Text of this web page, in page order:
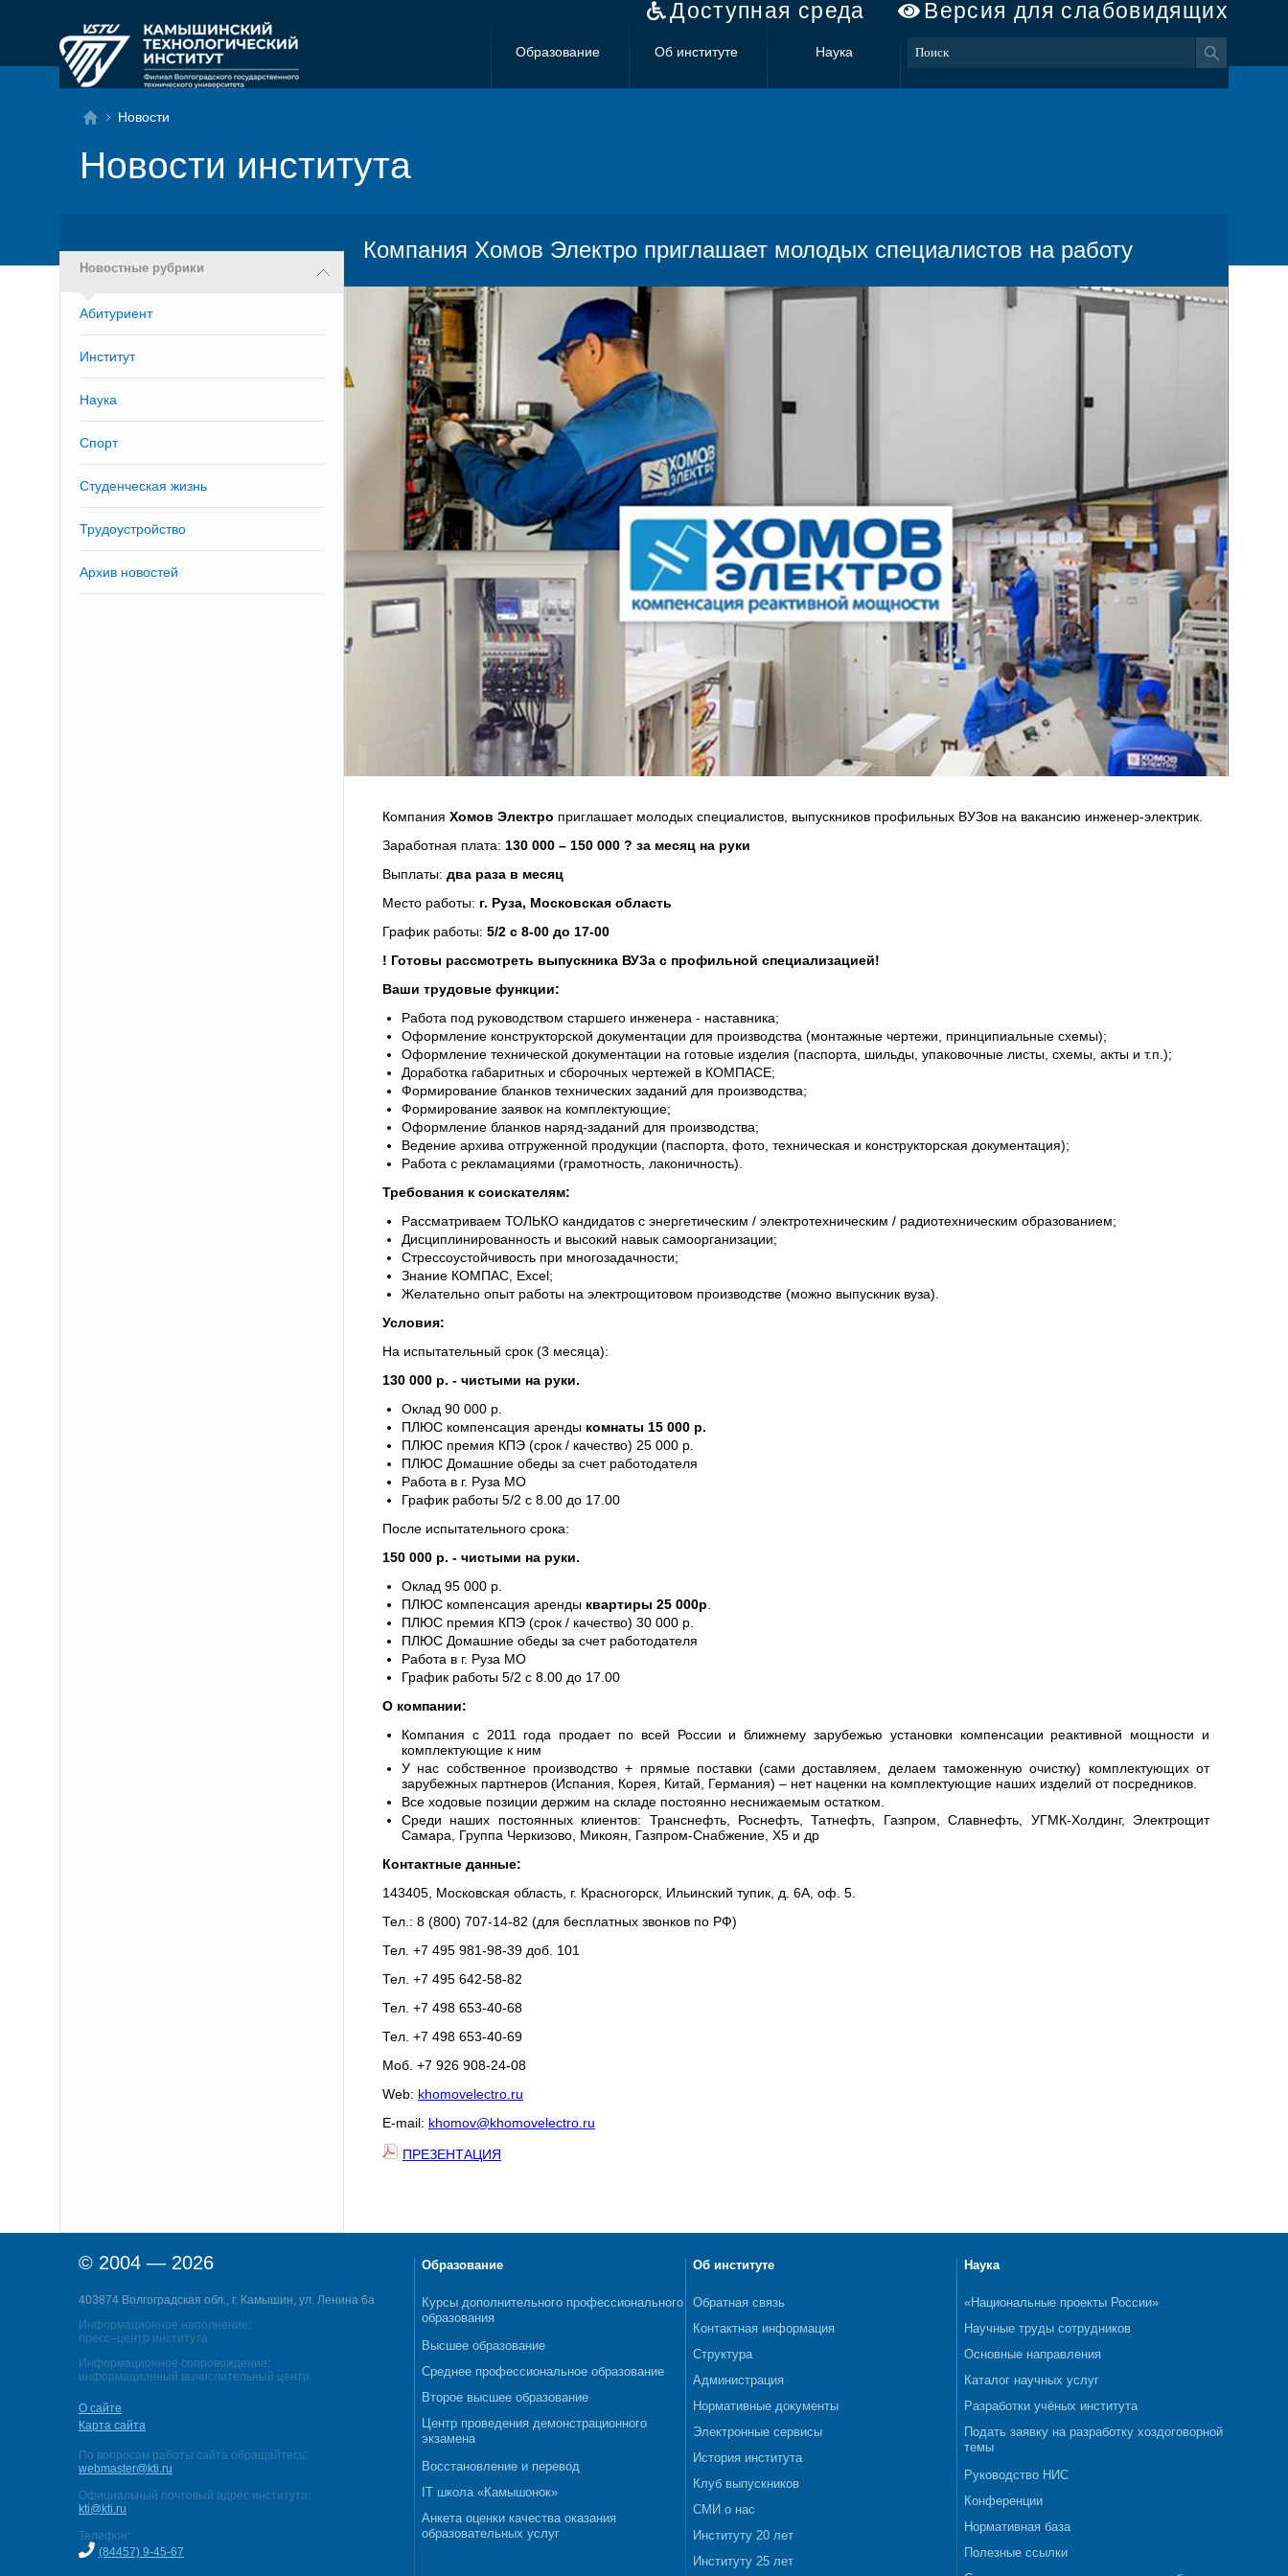
Доступная среда Версия для слабовидящих
Образование Об институте Наука
Новости
Новости института
Новостные рубрики
Абитуриент
Институт
Наука
Спорт
Студенческая жизнь
Трудоустройство
Архив новостей
Компания Хомов Электро приглашает молодых специалистов на работу
Компания Хомов Электро приглашает молодых специалистов, выпускников профильных ВУЗов на вакансию инженер-электрик.
Заработная плата: 130 000 – 150 000 ? за месяц на руки
Выплаты: два раза в месяц
Место работы: г. Руза, Московская область
График работы: 5/2 с 8-00 до 17-00
! Готовы рассмотреть выпускника ВУЗа с профильной специализацией!
Ваши трудовые функции:
Работа под руководством старшего инженера - наставника;
Оформление конструкторской документации для производства (монтажные чертежи, принципиальные схемы);
Оформление технической документации на готовые изделия (паспорта, шильды, упаковочные листы, схемы, акты и т.п.);
Доработка габаритных и сборочных чертежей в КОМПАСЕ;
Формирование бланков технических заданий для производства;
Формирование заявок на комплектующие;
Оформление бланков наряд-заданий для производства;
Ведение архива отгруженной продукции (паспорта, фото, техническая и конструкторская документация);
Работа с рекламациями (грамотность, лаконичность).
Требования к соискателям:
Рассматриваем ТОЛЬКО кандидатов с энергетическим / электротехническим / радиотехническим образованием;
Дисциплинированность и высокий навык самоорганизации;
Стрессоустойчивость при многозадачности;
Знание КОМПАС, Excel;
Желательно опыт работы на электрощитовом производстве (можно выпускник вуза).
Условия:
На испытательный срок (3 месяца):
130 000 р. - чистыми на руки.
Оклад 90 000 р.
ПЛЮС компенсация аренды комнаты 15 000 р.
ПЛЮС премия КПЭ (срок / качество) 25 000 р.
ПЛЮС Домашние обеды за счет работодателя
Работа в г. Руза МО
График работы 5/2 с 8.00 до 17.00
После испытательного срока:
150 000 р. - чистыми на руки.
Оклад 95 000 р.
ПЛЮС компенсация аренды квартиры 25 000р
ПЛЮС премия КПЭ (срок / качество) 30 000 р.
ПЛЮС Домашние обеды за счет работодателя
Работа в г. Руза МО
График работы 5/2 с 8.00 до 17.00
О компании:
Компания с 2011 года продает по всей России и ближнему зарубежью установки компенсации реактивной мощности и
комплектующие к ним
У нас собственное производство + прямые поставки (сами доставляем, делаем таможенную очистку) комплектующих от
зарубежных партнеров (Испания, Корея, Китай, Германия) – нет наценки на комплектующие наших изделий от посредников.
Все ходовые позиции держим на складе постоянно неснижаемым остатком.
Среди наших постоянных клиентов: Транснефть, Роснефть, Татнефть, Газпром, Славнефть, УГМК-Холдинг, Электрощит
Самара, Группа Черкизово, Микоян, Газпром-Снабжение, X5 и др
Контактные данные:
143405, Московская область, г. Красногорск, Ильинский тупик, д. 6А, оф. 5.
Тел.: 8 (800) 707-14-82 (для бесплатных звонков по РФ)
Тел. +7 495 981-98-39 доб. 101
Тел. +7 495 642-58-82
Тел. +7 498 653-40-68
Тел. +7 498 653-40-69
Моб. +7 926 908-24-08
Web: khomovelectro.ru
E-mail: khomov@khomovelectro.ru
ПРЕЗЕНТАЦИЯ
© 2004 — 2026
403874 Волгоградская обл., г. Камышин, ул. Ленина 6а
Информационное наполнение:
пресс–центр института
Информационное сопровождение:
информационный вычислительный центр
О сайте
Карта сайта
По вопросам работы сайта обращайтесь:
webmaster@kti.ru
Официальный почтовый адрес института:
kti@kti.ru
Телефон:
(84457) 9-45-67
Образование
Курсы дополнительного профессионального
образования
Высшее образование
Среднее профессиональное образование
Второе высшее образование
Центр проведения демонстрационного
экзамена
Восстановление и перевод
IT школа «Камышонок»
Анкета оценки качества оказания
образовательных услуг
Об институте
Обратная связь
Контактная информация
Структура
Администрация
Нормативные документы
Электронные сервисы
История института
Клуб выпускников
СМИ о нас
Институту 20 лет
Институту 25 лет
Наука
«Национальные проекты России»
Научные труды сотрудников
Основные направления
Каталог научных услуг
Разработки учёных института
Подать заявку на разработку хоздоговорной
темы
Руководство НИС
Конференции
Нормативная база
Полезные ссылки